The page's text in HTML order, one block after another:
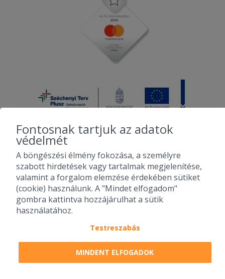
2010-2026 Copyright - Falatozz.hu - Diston-line Kft.
Pizza, gyros, hamburger, menük kedvező áron, egy helyen az összes
étterem ajánlata.
Fontosnak tartjuk az adatok
védelmét
A böngészési élmény fokozása, a személyre
szabott hirdetések vagy tartalmak megjelenítése,
valamint a forgalom elemzése érdekében sütiket
(cookie) használunk. A "Mindet elfogadom"
gombra kattintva hozzájárulhat a sütik
használatához.
Testreszabás
MINDENT ELFOGADOK